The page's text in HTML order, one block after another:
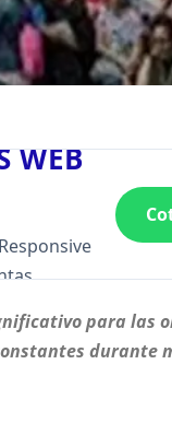
WEB
para las
durante